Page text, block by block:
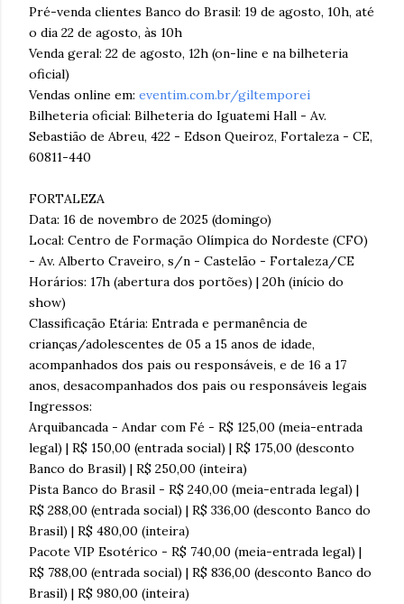
Pré-venda clientes Banco do Brasil: 19 de agosto, 10h, até
o dia 22 de agosto, às 10h
Venda geral: 22 de agosto, 12h (on-line e na bilheteria
oficial)
Vendas online em: eventim.com.br/giltemporei
Bilheteria oficial: Bilheteria do Iguatemi Hall - Av.
Sebastião de Abreu, 422 - Edson Queiroz, Fortaleza - CE,
60811-440
FORTALEZA
Data: 16 de novembro de 2025 (domingo)
Local: Centro de Formação Olímpica do Nordeste (CFO)
- Av. Alberto Craveiro, s/n - Castelão - Fortaleza/CE
Horários: 17h (abertura dos portões) | 20h (início do
show)
Classificação Etária: Entrada e permanência de
crianças/adolescentes de 05 a 15 anos de idade,
acompanhados dos pais ou responsáveis, e de 16 a 17
anos, desacompanhados dos pais ou responsáveis legais
Ingressos:
Arquibancada - Andar com Fé - R$ 125,00 (meia-entrada
legal) | R$ 150,00 (entrada social) | R$ 175,00 (desconto
Banco do Brasil) | R$ 250,00 (inteira)
Pista Banco do Brasil - R$ 240,00 (meia-entrada legal) |
R$ 288,00 (entrada social) | R$ 336,00 (desconto Banco do
Brasil) | R$ 480,00 (inteira)
Pacote VIP Esotérico - R$ 740,00 (meia-entrada legal) |
R$ 788,00 (entrada social) | R$ 836,00 (desconto Banco do
Brasil) | R$ 980,00 (inteira)